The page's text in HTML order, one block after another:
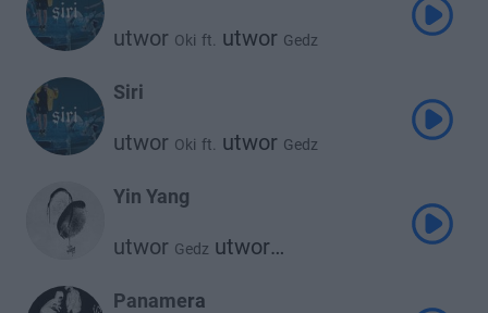
utwor Oki ft. utwor Gedz
Siri
utwor Oki ft. utwor Gedz
Yin Yang
utwor Gedz utwor
Panamera